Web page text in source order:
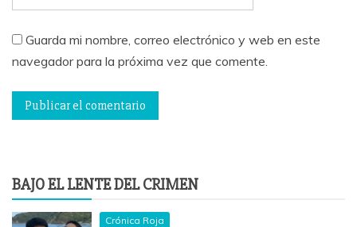
Guarda mi nombre, correo electrónico y web en este
navegador para la próxima vez que comente.
BAJO EL LENTE DEL CRIMEN
Crónica Roja